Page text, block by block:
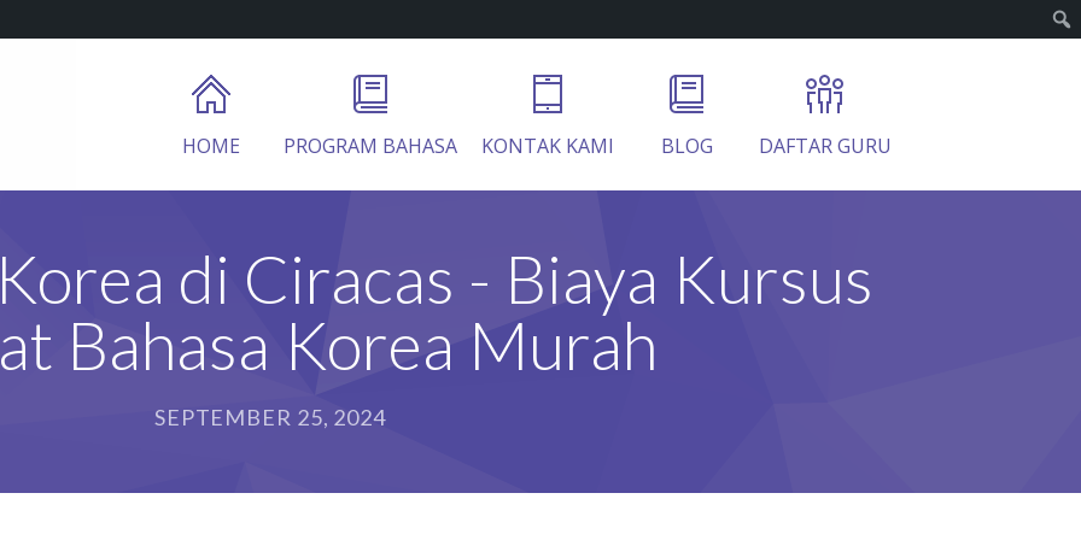
HOME PROGRAM BAHASA KONTAK KAMI BLOG DAFTAR GURU
di Ciracas - Biaya Kursus
Bahasa Korea Murah
SEPTEMBER 25, 2024